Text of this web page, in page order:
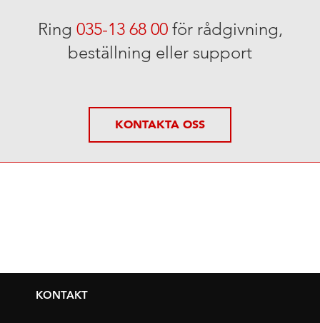
Ring 035-13 68 00för rådgivning,
beställning eller support
KONTAKTA OSS
KONTAKT